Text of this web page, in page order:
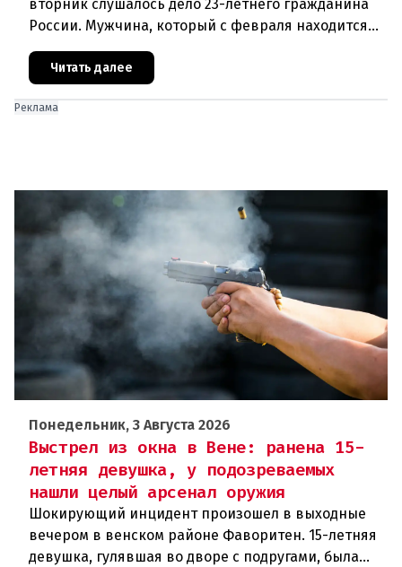
вторник слушалось дело 23-летнего гражданина
России. Мужчина, который с февраля находится
под стражей, обвинялся в том, что на протяжении
полугода организо
Читать далее
Реклама
Понедельник, 3 Августа 2026
Выстрел из окна в Вене: ранена 15-
летняя девушка, у подозреваемых
нашли целый арсенал оружия
Шокирующий инцидент произошел в выходные
вечером в венском районе Фаворитен. 15-летняя
девушка, гулявшая во дворе с подругами, была